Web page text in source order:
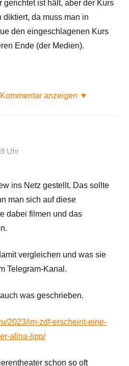
gerichtet ist hält, aber der Kurs
da muss man in
den eingeschlagenen Kurs
Ende (der Medien).
anzeigen ▼
Uhr
ins Netz gestellt. Das sollte
man sich auf diese
dabei filmen und das
vergleichen und was sie
Telegram-Kanal.
was geschrieben.
2023/im-zdf-erscheint-eine-
alina-lipp/
schon so oft